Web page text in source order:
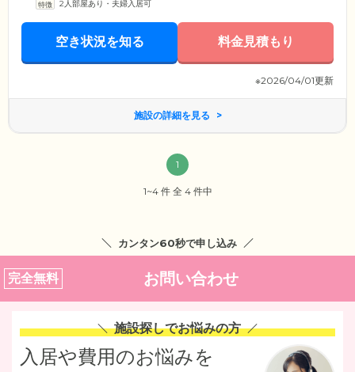
2人部屋あり・夫婦入居可
空き状況を知る 料金見積もり
※2026/04/01更新
施設の詳細を見る
1
1~4 件 全 4 件中
カンタン60秒で申し込み
完全無料 お問い合わせ
施設探しでお悩みの方
入居や費用のお悩みを